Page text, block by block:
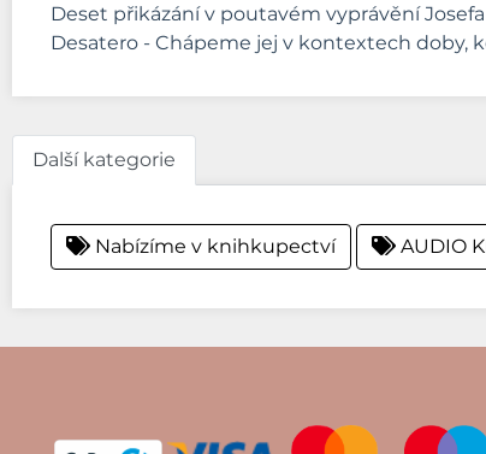
Deset přikázání v poutavém vyprávění
Desatero - Chápeme jej v kontextech doby,
Další kategorie
Nabízíme v knihkupectví AUDIO